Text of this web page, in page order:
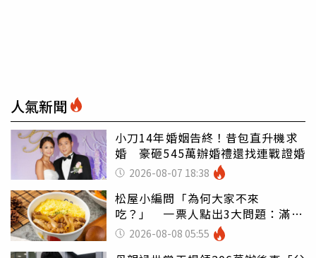
人氣新聞
小刀14年婚姻告終！昔包直升機求
婚 豪砸545萬辦婚禮還找連戰證婚
2026-08-07 18:38
松屋小編問「為何大家不來
吃？」 一票人點出3大問題：滿手
好牌打到爛
2026-08-08 05:55